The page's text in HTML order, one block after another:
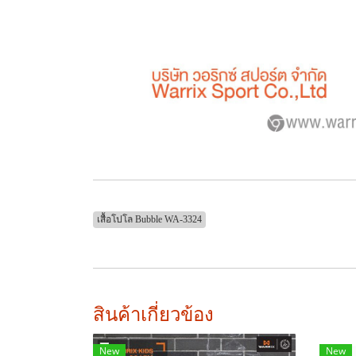
เสื้อโปโล Bubble WA-3324
สินค้าเกี่ยวข้อง
New New